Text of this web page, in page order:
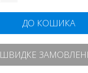
ДО КОШИКА
ШВИДКЕ